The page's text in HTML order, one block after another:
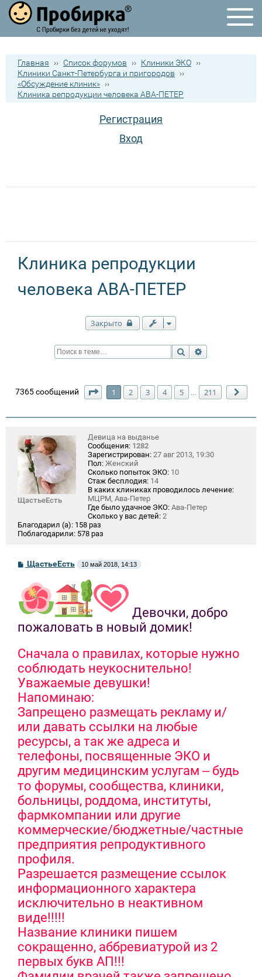
Главная ›› Список форумов ›› Клиники ЭКО ››
Клиники Санкт-Петербурга и пригородов
››
«Обсуждение клиник» ››
Клиника репродукции человека АВА-ПЕТЕР
Регистрация
Вход
Клиника репродукции
человека АВА-ПЕТЕР
Закрыто
Поиск
7365 сообщений Страница из 211
1 2 3 4 5 … 211
ЩастьеЕсть
Девица на выданье
Сообщения: 1282
Зарегистрирован: 27 авг 2013, 19:30
Пол: Женский
Сколько попыток ЭКО: 10
Стаж бесплодия: 14
В каких клиниках проводилось лечение:
МЦРМ, Ава-Петер
Где было удачное ЭКО: Ава-Петер
Сколько у вас детей: 2
Благодарил (а): 158 раз
Поблагодарили: 578 раз
С
б
щ
е
н
е
ЩастьеЕсть 10 май 2018, 14:13
Девочки, добро
пожаловать в новый домик!
Сначала о правилах, которые нужно
соблюдать неукоснительно!
Уважаемые девушки!
Напоминаю:
Запрещено размещать рекламу и/
или давать ссылки на любые
ресурсы, а так же адреса и
телефоны, посвященные ЭКО и
другим медицинским услугам ‒ будь
то форумы, сообщества, клиники,
больницы, роддома, институты,
фармкомпании или другие
коммерческие/бюджетные/частные
предприятия репродуктивного
профиля.
Разрешается размещение ссылок
информационного характера
исключительно в неактивном
виде!!!!!
Название клиники пишем
сокращенно, аббревиатурой из 2
первых букв АП!!!